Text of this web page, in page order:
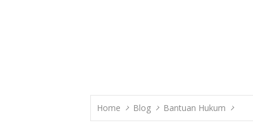
Home Blog Bantuan Hukum